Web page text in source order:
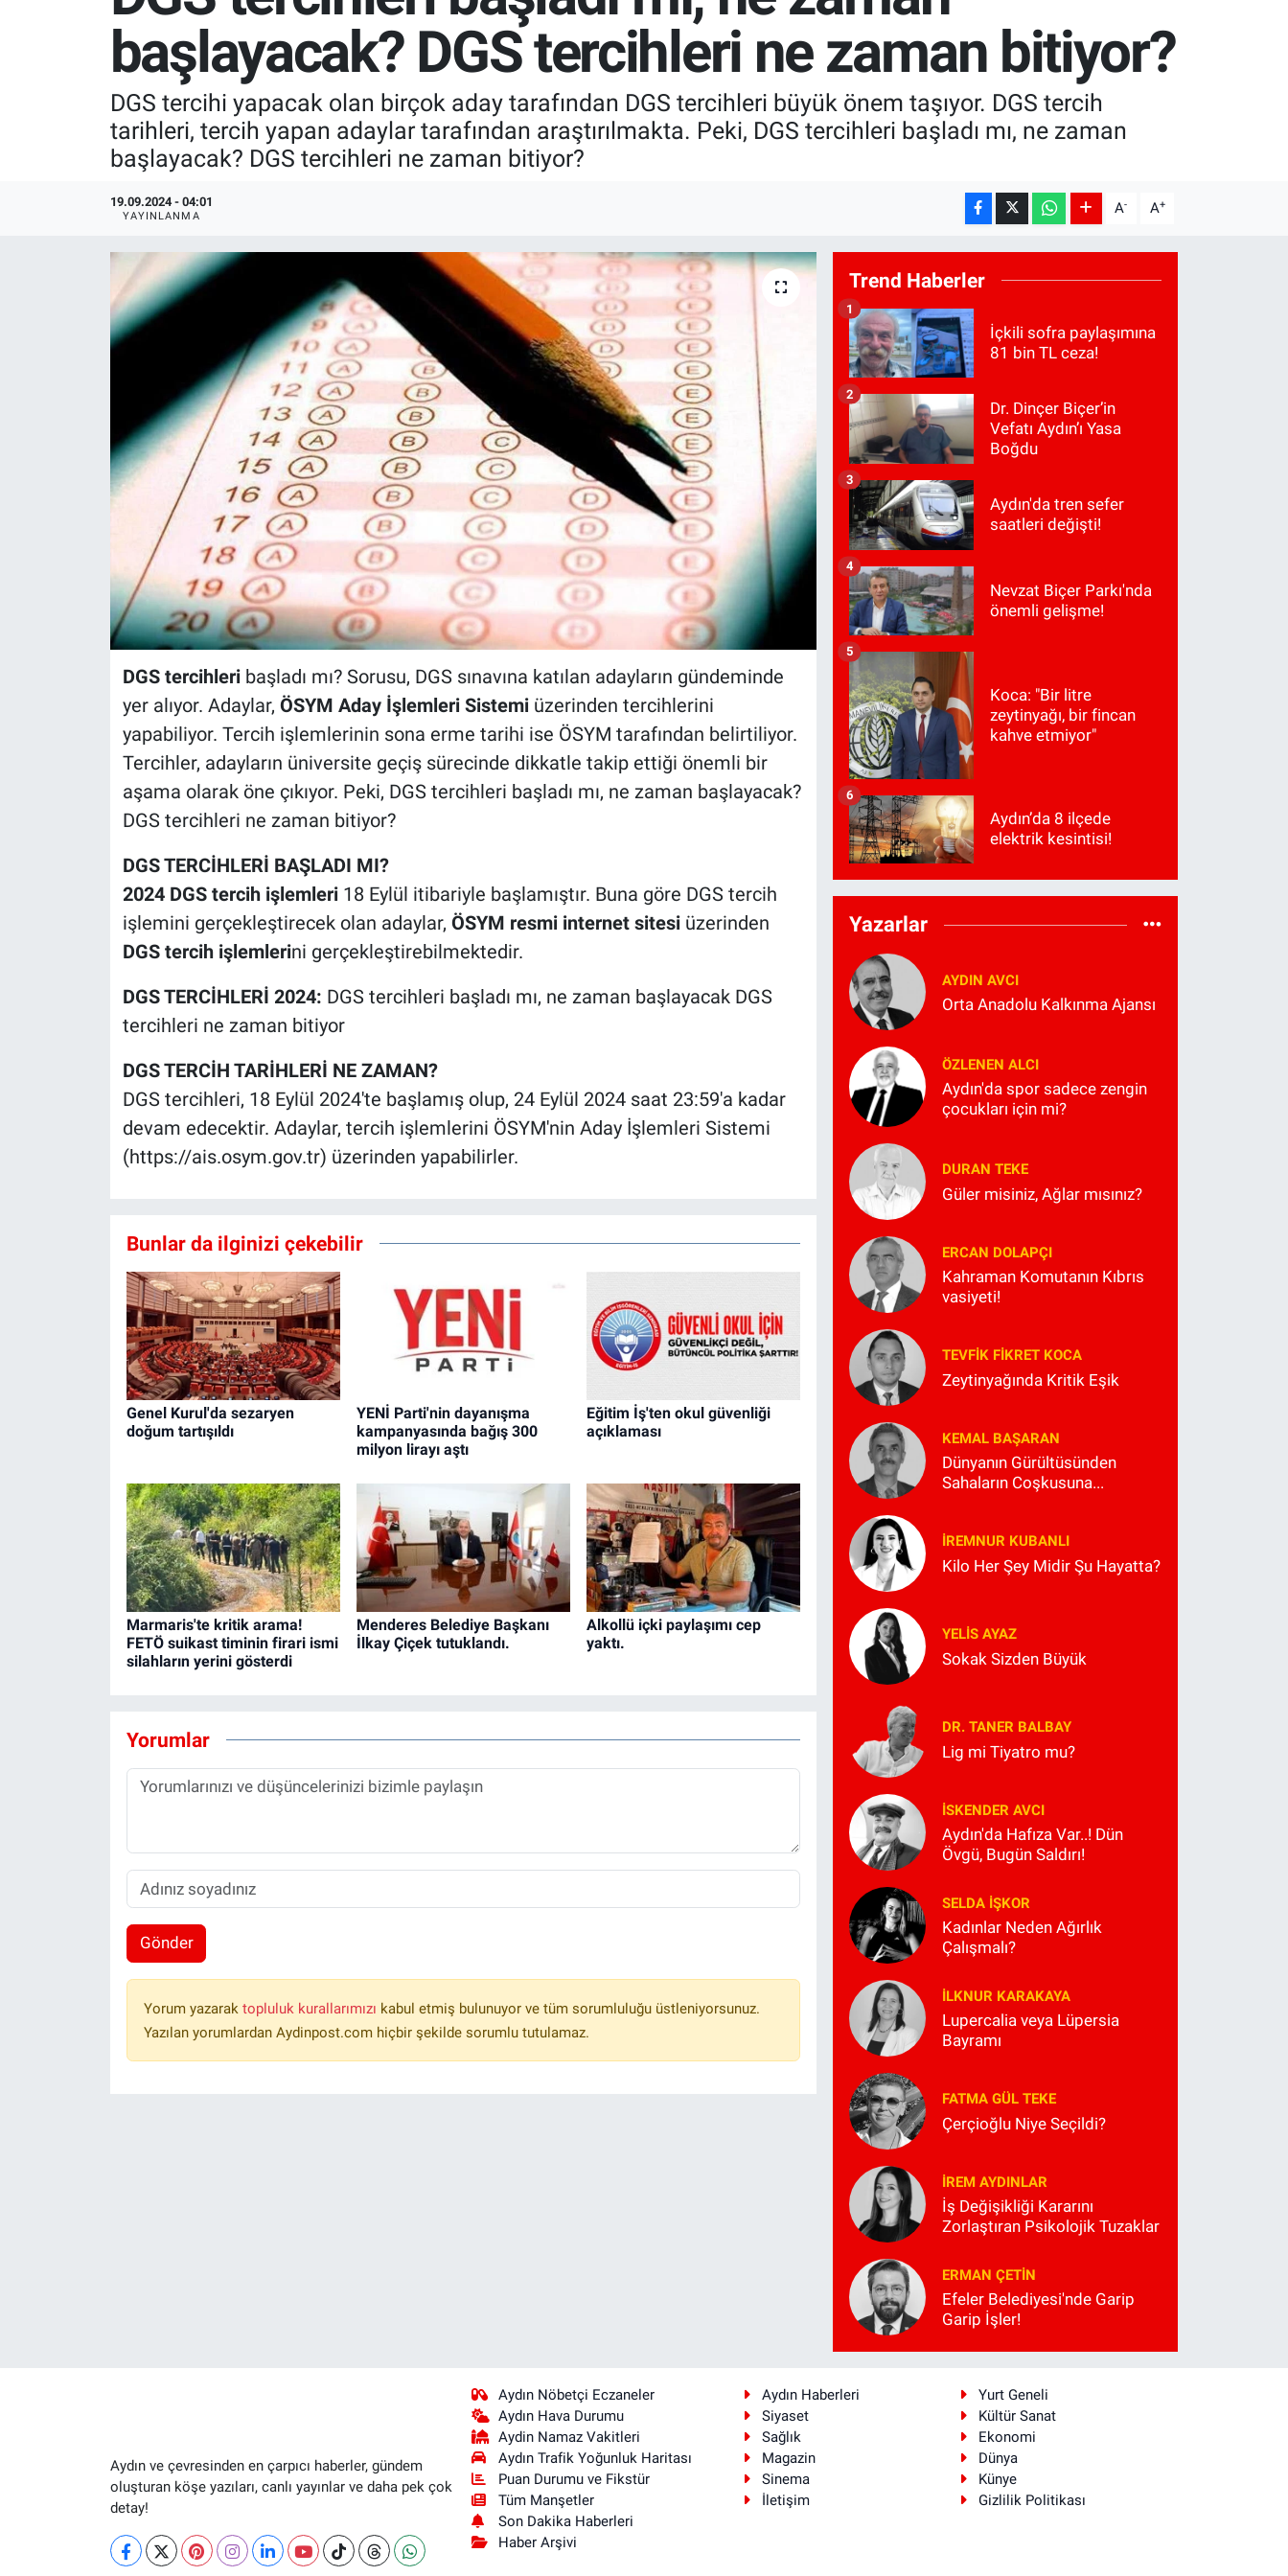
başlayacak? DGS tercihleri ne zaman bitiyor?
DGS tercihi yapacak olan birçok aday tarafından DGS tercihleri büyük önem taşıyor. DGS tercih
tarihleri, tercih yapan adaylar tarafından araştırılmakta. Peki, DGS tercihleri başladı mı, ne zaman
başlayacak? DGS tercihleri ne zaman bitiyor?
19.09.2024 - 04:01
YAYINLANMA A- A+
DGS tercihleri başladı mı? Sorusu, DGS sınavına katılan adayların gündeminde
yer alıyor. Adaylar, ÖSYM Aday İşlemleri Sistemiüzerinden tercihlerini
yapabiliyor. Tercih işlemlerinin sona erme tarihi ise ÖSYM tarafından belirtiliyor.
Tercihler, adayların üniversite geçiş sürecinde dikkatle takip ettiği önemli bir
aşama olarak öne çıkıyor. Peki, DGS tercihleri başladı mı, ne zaman başlayacak?
DGS tercihleri ne zaman bitiyor?
DGS TERCİHLERİ BAŞLADI MI?
2024 DGS tercih işlemleri18 Eylül itibariyle başlamıştır. Buna göre DGS tercih
işlemini gerçekleştirecek olan adaylar, ÖSYM resmi internet sitesi üzerinden
DGS tercih işlemlerini gerçekleştirebilmektedir.
DGS TERCİHLERİ 2024: DGS tercihleri başladı mı, ne zaman başlayacak DGS
tercihleri ne zaman bitiyor
DGS TERCİH TARİHLERİ NE ZAMAN?
DGS tercihleri, 18 Eylül 2024'te başlamış olup, 24 Eylül 2024 saat 23:59'a kadar
devam edecektir. Adaylar, tercih işlemlerini ÖSYM'nin Aday İşlemleri Sistemi
(https://ais.osym.gov.tr) üzerinden yapabilirler.
Bunlar da ilginizi çekebilir
Genel Kurul'da sezaryen
doğum tartışıldı
YENİ Parti'nin dayanışma
kampanyasında bağış 300
milyon lirayı aştı
Eğitim İş'ten okul güvenliği
açıklaması
Marmaris'te kritik arama!
FETÖ suikast timinin firari ismi
silahların yerini gösterdi
Menderes Belediye Başkanı
İlkay Çiçek tutuklandı.
Alkollü içki paylaşımı cep
yaktı.
Yorumlar
Gönder
Yorum yazarak topluluk kurallarımızı kabul etmiş bulunuyor ve tüm sorumluluğu üstleniyorsunuz.
Yazılan yorumlardan Aydinpost.com hiçbir şekilde sorumlu tutulamaz.
Trend Haberler
İçkili sofra paylaşımına
81 bin TL ceza!
1
Dr. Dinçer Biçer’in
Vefatı Aydın’ı Yasa
Boğdu
2
Aydın'da tren sefer
saatleri değişti!
3
Nevzat Biçer Parkı'nda
önemli gelişme!
4
Koca: "Bir litre
zeytinyağı, bir fincan
kahve etmiyor"
5
Aydın’da 8 ilçede
elektrik kesintisi!
6
Yazarlar
AYDIN AVCI
Orta Anadolu Kalkınma Ajansı
ÖZLENEN ALCI
Aydın'da spor sadece zengin
çocukları için mi?
DURAN TEKE
Güler misiniz, Ağlar mısınız?
ERCAN DOLAPÇI
Kahraman Komutanın Kıbrıs
vasiyeti!
TEVFIK FIKRET KOCA
Zeytinyağında Kritik Eşik
KEMAL BAŞARAN
Dünyanın Gürültüsünden
Sahaların Coşkusuna...
İREMNUR KUBANLI
Kilo Her Şey Midir Şu Hayatta?
YELIS AYAZ
Sokak Sizden Büyük
DR. TANER BALBAY
Lig mi Tiyatro mu?
İSKENDER AVCI
Aydın'da Hafıza Var..! Dün
Övgü, Bugün Saldırı!
SELDA İŞKOR
Kadınlar Neden Ağırlık
Çalışmalı?
İLKNUR KARAKAYA
Lupercalia veya Lüpersia
Bayramı
FATMA GÜL TEKE
Çerçioğlu Niye Seçildi?
İREM AYDINLAR
İş Değişikliği Kararını
Zorlaştıran Psikolojik Tuzaklar
ERMAN ÇETIN
Efeler Belediyesi'nde Garip
Garip İşler!
Aydın ve çevresinden en çarpıcı haberler, gündem
oluşturan köşe yazıları, canlı yayınlar ve daha pek çok
detay!
Aydın Nöbetçi Eczaneler
Aydın Hava Durumu
Aydin Namaz Vakitleri
Aydın Trafik Yoğunluk Haritası
Puan Durumu ve Fikstür
Tüm Manşetler
Son Dakika Haberleri
Haber Arşivi
Aydın Haberleri
Yurt Geneli
Siyaset
Kültür Sanat
Sağlık
Ekonomi
Magazin
Dünya
Sinema
Künye
İletişim
Gizlilik Politikası